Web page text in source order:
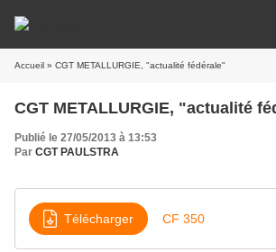
Accueil » CGT METALLURGIE, "actualité fédérale"
CGT METALLURGIE, "actualité
Publié le 27/05/2013 à 13:53
Par CGT PAULSTRA
Télécharger CF 350